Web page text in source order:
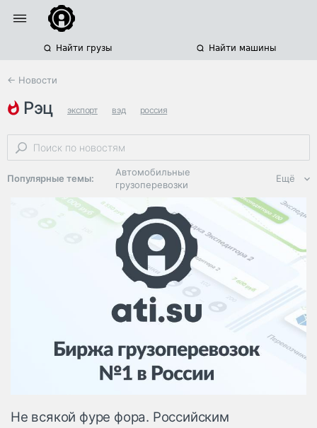
Найти грузы Найти машины
← Новости
рэц экспорт вэд россия
Популярные темы:
Автомобильные
грузоперевозки
Региональная
логистика
ЭДО, ИТ в
логистике
Дороги,
инфраструктура
Логистика, грузы
Негабаритные и
опасные грузы
Безопасность и
Ещё
Не всякой фуре фора. Российским